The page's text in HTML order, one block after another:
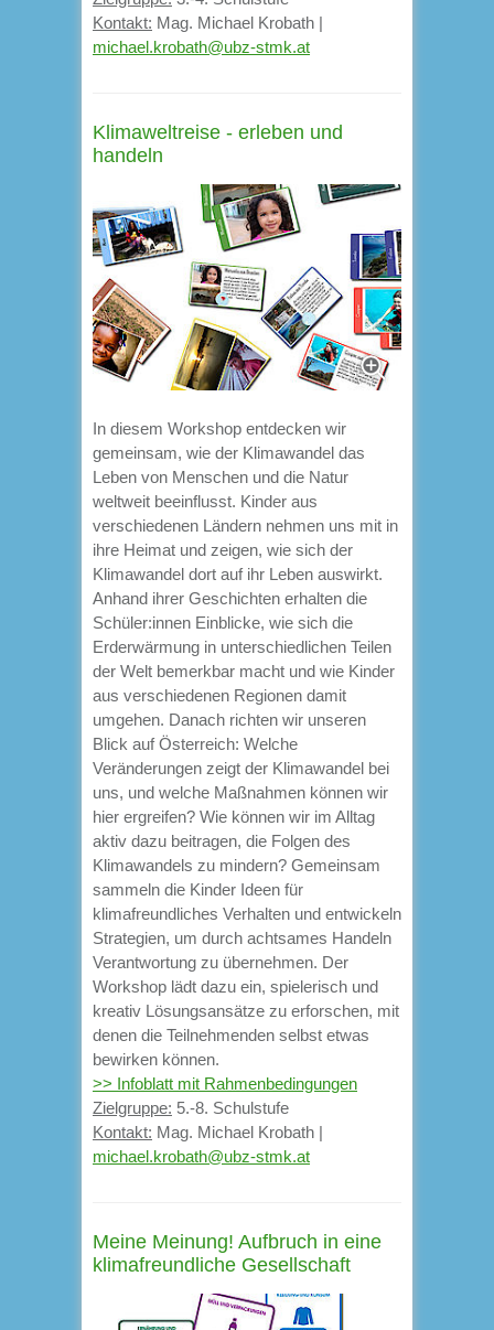
Kontakt: Mag. Michael Krobath |
michael.krobath@ubz-stmk.at
Klimaweltreise - erleben und
handeln
In diesem Workshop entdecken wir
gemeinsam, wie der Klimawandel das
Leben von Menschen und die Natur
weltweit beeinflusst. Kinder aus
verschiedenen Ländern nehmen uns mit in
ihre Heimat und zeigen, wie sich der
Klimawandel dort auf ihr Leben auswirkt.
Anhand ihrer Geschichten erhalten die
Schüler:innen Einblicke, wie sich die
Erderwärmung in unterschiedlichen Teilen
der Welt bemerkbar macht und wie Kinder
aus verschiedenen Regionen damit
umgehen. Danach richten wir unseren
Blick auf Österreich: Welche
Veränderungen zeigt der Klimawandel bei
uns, und welche Maßnahmen können wir
hier ergreifen? Wie können wir im Alltag
aktiv dazu beitragen, die Folgen des
Klimawandels zu mindern? Gemeinsam
sammeln die Kinder Ideen für
klimafreundliches Verhalten und entwickeln
Strategien, um durch achtsames Handeln
Verantwortung zu übernehmen. Der
Workshop lädt dazu ein, spielerisch und
kreativ Lösungsansätze zu erforschen, mit
denen die Teilnehmenden selbst etwas
bewirken können.
>> Infoblatt mit Rahmenbedingungen
Zielgruppe: 5.-8. Schulstufe
Kontakt: Mag. Michael Krobath |
michael.krobath@ubz-stmk.at
Meine Meinung! Aufbruch in eine
klimafreundliche Gesellschaft